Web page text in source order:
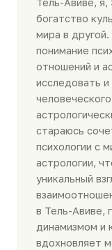
Тель-Авиве, я,
богатство
мира в
понимание
отношений и
исследовать
стараюсь
психологии с
астрологии,
уникальный
в Тель-Авиве,
динамизмом и
вдохновляет